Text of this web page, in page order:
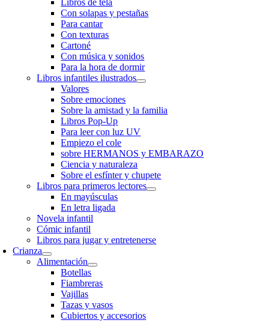
Libros de tela
Con solapas y pestañas
Para cantar
Con texturas
Cartoné
Con música y sonidos
Para la hora de dormir
Libros infantiles ilustrados
Valores
Sobre emociones
Sobre la amistad y la familia
Libros Pop-Up
Para leer con luz UV
Empiezo el cole
sobre HERMANOS y EMBARAZO
Ciencia y naturaleza
Sobre el esfínter y chupete
Libros para primeros lectores
En mayúsculas
En letra ligada
Novela infantil
Cómic infantil
Libros para jugar y entretenerse
Crianza
Alimentación
Botellas
Fiambreras
Vajillas
Tazas y vasos
Cubiertos y accesorios